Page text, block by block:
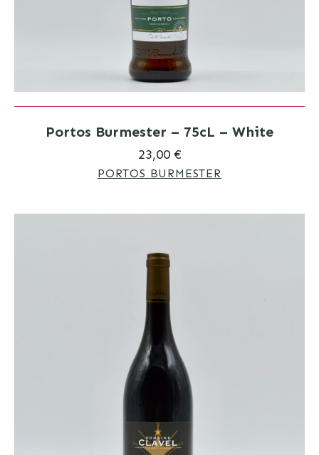
Portos Burmester – 75cL – White
23,00 €
PORTOS BURMESTER